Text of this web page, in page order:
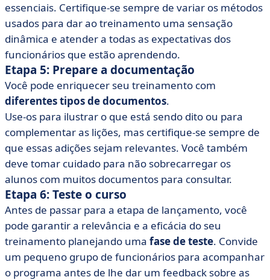
essenciais. Certifique-se sempre de variar os métodos
usados para dar ao treinamento uma sensação
dinâmica e atender a todas as expectativas dos
funcionários que estão aprendendo.
Etapa 5: Prepare a documentação
Você pode enriquecer seu treinamento com
diferentes tipos de documentos.
Use-os para ilustrar o que está sendo dito ou para
complementar as lições, mas certifique-se sempre de
que essas adições sejam relevantes. Você também
deve tomar cuidado para não sobrecarregar os
alunos com muitos documentos para consultar.
Etapa 6: Teste o curso
Antes de passar para a etapa de lançamento, você
pode garantir a relevância e a eficácia do seu
treinamento planejando uma fase de teste. Convide
um pequeno grupo de funcionários para acompanhar
o programa antes de lhe dar um feedback sobre as